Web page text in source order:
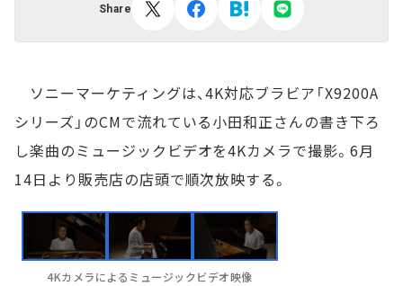
Share
ソニーマーケティングは、4K対応ブラビア「X9200A
シリーズ」のCMで流れている小田和正さんの書き下ろ
し楽曲のミュージックビデオを4Kカメラで撮影。6月
14日より販売店の店頭で順次放映する。
4Kカメラによるミュージックビデオ映像